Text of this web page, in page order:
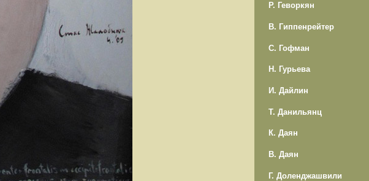
Р. Геворкян
В. Гиппенрейтер
С. Гофман
Н. Гурьева
И. Дайлин
Т. Данильянц
К. Даян
В. Даян
Г. Доленджашвили